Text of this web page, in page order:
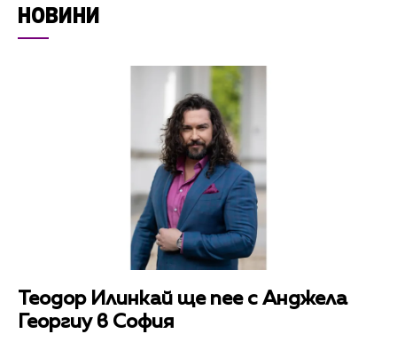
НОВИНИ
Теодор Илинкай ще пее с Анджела
Георгиу в София